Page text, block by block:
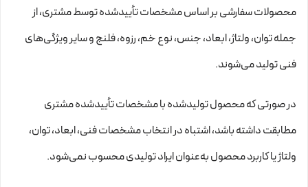
محصولات سفارشی بر اساس مشخصات تأییدشده توسط مشتری، از
جمله توان، ولتاژ، ابعاد، جنس، نوع خم، رزوه، فلنج و سایر ویژگی‌های
فنی تولید می‌شوند.
در صورتی که محصول تولیدشده با مشخصات تأییدشده مشتری
مطابقت داشته باشد، اشتباه در انتخاب مشخصات فنی، ابعاد، توان،
ولتاژ یا کاربرد محصول به‌عنوان ایراد تولیدی محسوب نمی‌شود.